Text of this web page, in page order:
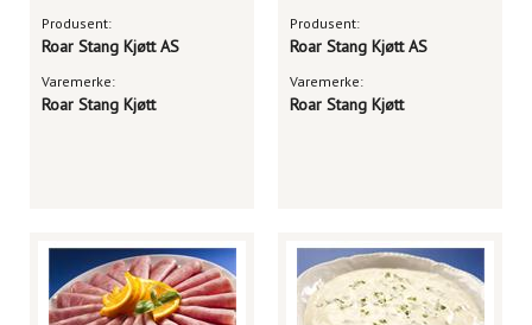
Produsent:
Roar Stang Kjøtt AS
Varemerke:
Roar Stang Kjøtt
Produsent:
Roar Stang Kjøtt AS
Varemerke:
Roar Stang Kjøtt